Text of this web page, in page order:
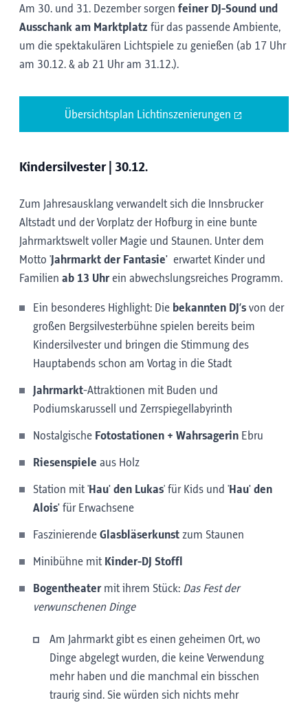
Am 30. und 31. Dezember sorgen feiner DJ-Sound und
Ausschank am Marktplatz für das passende Ambiente,
um die spektakulären Lichtspiele zu genießen (ab 17 Uhr
am 30.12. & ab 21 Uhr am 31.12.).
Übersichtsplan Lichtinszenierungen
Kindersilvester | 30.12.
Zum Jahresausklang verwandelt sich die Innsbrucker
Altstadt und der Vorplatz der Hofburg in eine bunte
Jahrmarktswelt voller Magie und Staunen. Unter dem
Motto ' Jahrmarkt der Fantasie' erwartet Kinder und
Familien ab 13 Uhrein abwechslungsreiches Programm.
Ein besonderes Highlight: Die bekannten DJ’s von der
großen Bergsilvesterbühne spielen bereits beim
Kindersilvester und bringen die Stimmung des
Hauptabends schon am Vortag in die Stadt
Jahrmarkt-Attraktionen mit Buden und
Podiumskarussell und Zerrspiegellabyrinth
Nostalgische Fotostationen + Wahrsagerin Ebru
Riesenspiele aus Holz
Station mit 'Hau' den Lukas' für Kids und 'Hau' den
Alois' für Erwachsene
Faszinierende Glasbläserkunst zum Staunen
Minibühne mit Kinder-DJ Stoffl
Bogentheater mit ihrem Stück: Das Fest der
verwunschenen Dinge
Am Jahrmarkt gibt es einen geheimen Ort, wo
Dinge abgelegt wurden, die keine Verwendung
mehr haben und die manchmal ein bisschen
traurig sind. Sie würden sich nichts mehr